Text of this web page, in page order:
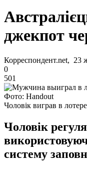
джекпот
Корреспондент.net, 23
0
501
Фото: Handout
Чоловік виграв в
Чоловік
систему